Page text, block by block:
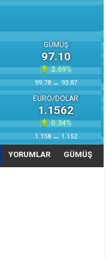
GÜMÜŞ
97.10
2.69%
99.78 ↔ 93.87
EURO/DOLAR
1.1562
0.34%
1.158 ↔ 1.152
YORUMLAR GÜMÜŞ